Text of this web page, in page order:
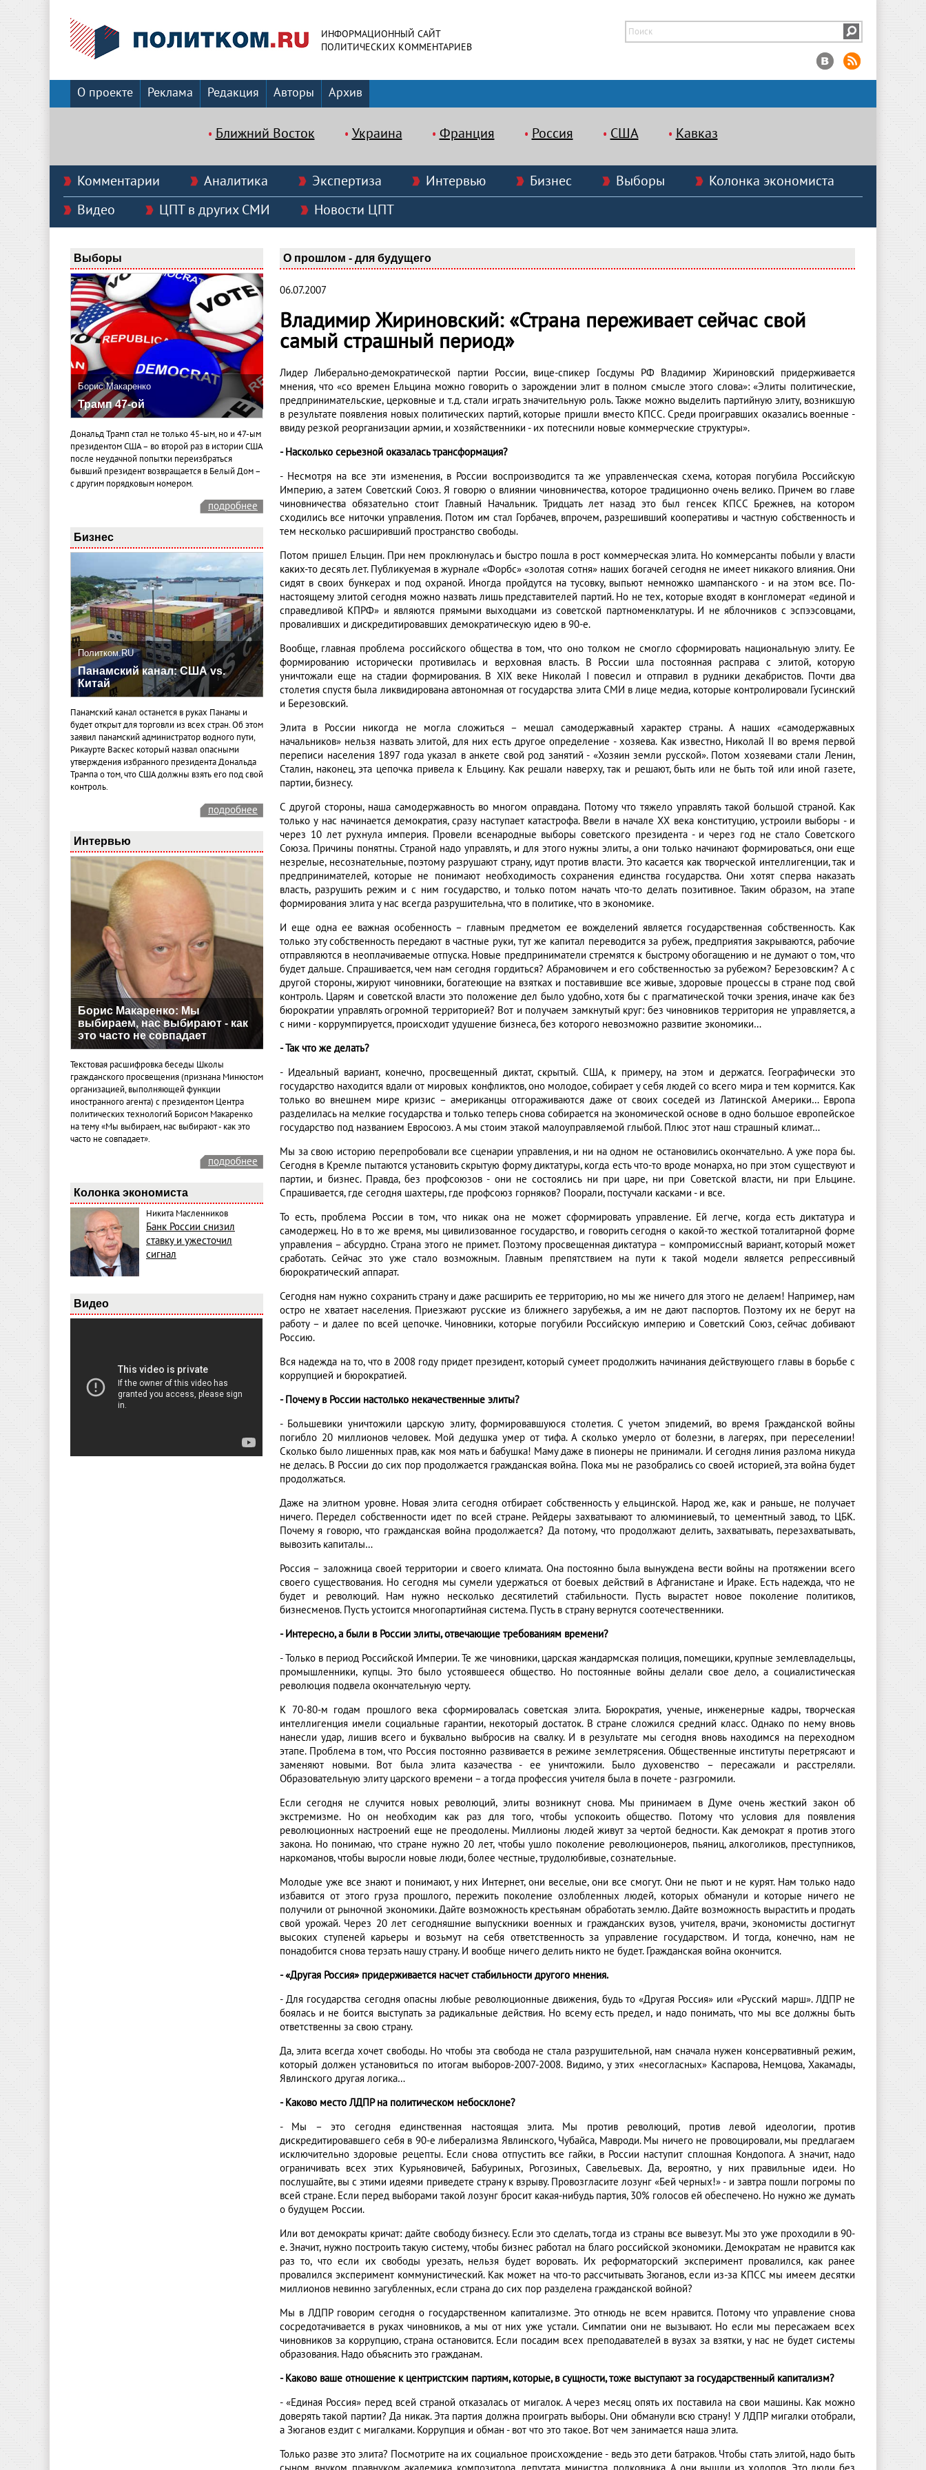
ИНФОРМАЦИОННЫЙ САЙТ
ПОЛИТИЧЕСКИХ КОММЕНТАРИЕВ
О проекте Реклама Редакция Авторы Архив
Ближний Восток Украина Франция Россия США Кавказ
Комментарии Аналитика Экспертиза Интервью Бизнес Выборы
Колонка экономиста
Видео
ЦПТ в других СМИ Новости ЦПТ
Выборы
Борис Макаренко
Трамп 47-ой
Дональд Трамп стал не только 45-ым, но и 47-ым
президентом США – во второй раз в истории США
после неудачной попытки переизбраться
бывший президент возвращается в Белый Дом –
с другим порядковым номером.
подробнее
Бизнес
Политком.RU
Панамский канал: США vs.
Китай
Панамский канал останется в руках Панамы и
будет открыт для торговли из всех стран. Об этом
заявил панамский администратор водного пути,
Рикаурте Васкес который назвал опасными
утверждения избранного президента Дональда
Трампа о том, что США должны взять его под свой
контроль.
подробнее
Интервью
Борис Макаренко: Мы
выбираем, нас выбирают - как
это часто не совпадает
Текстовая расшифровка беседы Школы
гражданского просвещения (признана Минюстом
организацией, выполняющей функции
иностранного агента) с президентом Центра
политических технологий Борисом Макаренко
на тему «Мы выбираем, нас выбирают - как это
часто не совпадает».
подробнее
Колонка экономиста
Никита Масленников
Банк России снизил
ставку и ужесточил
сигнал
Видео
О прошлом - для будущего
06.07.2007
Владимир Жириновский: «Страна переживает сейчас свой
самый страшный период»
Лидер Либерально-демократической партии России, вице-спикер Госдумы РФ Владимир Жириновский придерживается
мнения, что «со времен Ельцина можно говорить о зарождении элит в полном смысле этого слова»: «Элиты политические,
предпринимательские, церковные и т.д. стали играть значительную роль. Также можно выделить партийную элиту, возникшую
в результате появления новых политических партий, которые пришли вместо КПСС. Среди проигравших оказались военные -
ввиду резкой реорганизации армии, и хозяйственники - их потеснили новые коммерческие структуры».
- Насколько серьезной оказалась трансформация?
- Несмотря на все эти изменения, в России воспроизводится та же управленческая схема, которая погубила Российскую
Империю, а затем Советский Союз. Я говорю о влиянии чиновничества, которое традиционно очень велико. Причем во главе
чиновничества обязательно стоит Главный Начальник. Тридцать лет назад это был генсек КПСС Брежнев, на котором
сходились все ниточки управления. Потом им стал Горбачев, впрочем, разрешивший кооперативы и частную собственность и
тем несколько расширивший пространство свободы.
Потом пришел Ельцин. При нем проклюнулась и быстро пошла в рост коммерческая элита. Но коммерсанты побыли у власти
каких-то десять лет. Публикуемая в журнале «Форбс» «золотая сотня» наших богачей сегодня не имеет никакого влияния. Они
сидят в своих бункерах и под охраной. Иногда пройдутся на тусовку, выпьют немножко шампанского - и на этом все. По-
настоящему элитой сегодня можно назвать лишь представителей партий. Но не тех, которые входят в конгломерат «единой и
справедливой КПРФ» и являются прямыми выходцами из советской партноменклатуры. И не яблочников с эспээсовцами,
проваливших и дискредитировавших демократическую идею в 90-е.
Вообще, главная проблема российского общества в том, что оно толком не смогло сформировать национальную элиту. Ее
формированию исторически противилась и верховная власть. В России шла постоянная расправа с элитой, которую
уничтожали еще на стадии формирования. В XIX веке Николай I повесил и отправил в рудники декабристов. Почти два
столетия спустя была ликвидирована автономная от государства элита СМИ в лице медиа, которые контролировали Гусинский
и Березовский.
Элита в России никогда не могла сложиться – мешал самодержавный характер страны. А наших «самодержавных
начальников» нельзя назвать элитой, для них есть другое определение - хозяева. Как известно, Николай II во время первой
переписи населения 1897 года указал в анкете свой род занятий - «Хозяин земли русской». Потом хозяевами стали Ленин,
Сталин, наконец, эта цепочка привела к Ельцину. Как решали наверху, так и решают, быть или не быть той или иной газете,
партии, бизнесу.
С другой стороны, наша самодержавность во многом оправдана. Потому что тяжело управлять такой большой страной. Как
только у нас начинается демократия, сразу наступает катастрофа. Ввели в начале XX века конституцию, устроили выборы - и
через 10 лет рухнула империя. Провели всенародные выборы советского президента - и через год не стало Советского
Союза. Причины понятны. Страной надо управлять, и для этого нужны элиты, а они только начинают формироваться, они еще
незрелые, несознательные, поэтому разрушают страну, идут против власти. Это касается как творческой интеллигенции, так и
предпринимателей, которые не понимают необходимость сохранения единства государства. Они хотят сперва наказать
власть, разрушить режим и с ним государство, и только потом начать что-то делать позитивное. Таким образом, на этапе
формирования элита у нас всегда разрушительна, что в политике, что в экономике.
И еще одна ее важная особенность – главным предметом ее вожделений является государственная собственность. Как
только эту собственность передают в частные руки, тут же капитал переводится за рубеж, предприятия закрываются, рабочие
отправляются в неоплачиваемые отпуска. Новые предприниматели стремятся к быстрому обогащению и не думают о том, что
будет дальше. Спрашивается, чем нам сегодня гордиться? Абрамовичем и его собственностью за рубежом? Березовским? А с
другой стороны, жируют чиновники, богатеющие на взятках и поставившие все живые, здоровые процессы в стране под свой
контроль. Царям и советской власти это положение дел было удобно, хотя бы с прагматической точки зрения, иначе как без
бюрократии управлять огромной территорией? Вот и получаем замкнутый круг: без чиновников территория не управляется, а
с ними - коррумпируется, происходит удушение бизнеса, без которого невозможно развитие экономики…
- Так что же делать?
- Идеальный вариант, конечно, просвещенный диктат, скрытый. США, к примеру, на этом и держатся. Географически это
государство находится вдали от мировых конфликтов, оно молодое, собирает у себя людей со всего мира и тем кормится. Как
только во внешнем мире кризис – американцы отгораживаются даже от своих соседей из Латинской Америки… Европа
разделилась на мелкие государства и только теперь снова собирается на экономической основе в одно большое европейское
государство под названием Евросоюз. А мы стоим этакой малоуправляемой глыбой. Плюс этот наш страшный климат…
Мы за свою историю перепробовали все сценарии управления, и ни на одном не остановились окончательно. А уже пора бы.
Сегодня в Кремле пытаются установить скрытую форму диктатуры, когда есть что-то вроде монарха, но при этом существуют и
партии, и бизнес. Правда, без профсоюзов - они не состоялись ни при царе, ни при Советской власти, ни при Ельцине.
Спрашивается, где сегодня шахтеры, где профсоюз горняков? Поорали, постучали касками - и все.
То есть, проблема России в том, что никак она не может сформировать управление. Ей легче, когда есть диктатура и
самодержец. Но в то же время, мы цивилизованное государство, и говорить сегодня о какой-то жесткой тоталитарной форме
управления – абсурдно. Страна этого не примет. Поэтому просвещенная диктатура – компромиссный вариант, который может
сработать. Сейчас это уже стало возможным. Главным препятствием на пути к такой модели является репрессивный
бюрократический аппарат.
Сегодня нам нужно сохранить страну и даже расширить ее территорию, но мы же ничего для этого не делаем! Например, нам
остро не хватает населения. Приезжают русские из ближнего зарубежья, а им не дают паспортов. Поэтому их не берут на
работу – и далее по всей цепочке. Чиновники, которые погубили Российскую империю и Советский Союз, сейчас добивают
Россию.
Вся надежда на то, что в 2008 году придет президент, который сумеет продолжить начинания действующего главы в борьбе с
коррупцией и бюрократией.
- Почему в России настолько некачественные элиты?
- Большевики уничтожили царскую элиту, формировавшуюся столетия. С учетом эпидемий, во время Гражданской войны
погибло 20 миллионов человек. Мой дедушка умер от тифа. А сколько умерло от болезни, в лагерях, при переселении!
Сколько было лишенных прав, как моя мать и бабушка! Маму даже в пионеры не принимали. И сегодня линия разлома никуда
не делась. В России до сих пор продолжается гражданская война. Пока мы не разобрались со своей историей, эта война будет
продолжаться.
Даже на элитном уровне. Новая элита сегодня отбирает собственность у ельцинской. Народ же, как и раньше, не получает
ничего. Передел собственности идет по всей стране. Рейдеры захватывают то алюминиевый, то цементный завод, то ЦБК.
Почему я говорю, что гражданская война продолжается? Да потому, что продолжают делить, захватывать, перезахватывать,
вывозить капиталы…
Россия – заложница своей территории и своего климата. Она постоянно была вынуждена вести войны на протяжении всего
своего существования. Но сегодня мы сумели удержаться от боевых действий в Афганистане и Ираке. Есть надежда, что не
будет и революций. Нам нужно несколько десятилетий стабильности. Пусть вырастет новое поколение политиков,
бизнесменов. Пусть устоится многопартийная система. Пусть в страну вернутся соотечественники.
- Интересно, а были в России элиты, отвечающие требованиям времени?
- Только в период Российской Империи. Те же чиновники, царская жандармская полиция, помещики, крупные землевладельцы,
промышленники, купцы. Это было устоявшееся общество. Но постоянные войны делали свое дело, а социалистическая
революция подвела окончательную черту.
К 70-80-м годам прошлого века сформировалась советская элита. Бюрократия, ученые, инженерные кадры, творческая
интеллигенция имели социальные гарантии, некоторый достаток. В стране сложился средний класс. Однако по нему вновь
нанесли удар, лишив всего и буквально выбросив на свалку. И в результате мы сегодня вновь находимся на переходном
этапе. Проблема в том, что Россия постоянно развивается в режиме землетрясения. Общественные институты перетрясают и
заменяют новыми. Вот была элита казачества - ее уничтожили. Было духовенство – пересажали и расстреляли.
Образовательную элиту царского времени – а тогда профессия учителя была в почете - разгромили.
Если сегодня не случится новых революций, элиты возникнут снова. Мы принимаем в Думе очень жесткий закон об
экстремизме. Но он необходим как раз для того, чтобы успокоить общество. Потому что условия для появления
революционных настроений еще не преодолены. Миллионы людей живут за чертой бедности. Как демократ я против этого
закона. Но понимаю, что стране нужно 20 лет, чтобы ушло поколение революционеров, пьяниц, алкоголиков, преступников,
наркоманов, чтобы выросли новые люди, более честные, трудолюбивые, сознательные.
Молодые уже все знают и понимают, у них Интернет, они веселые, они все смогут. Они не пьют и не курят. Нам только надо
избавится от этого груза прошлого, пережить поколение озлобленных людей, которых обманули и которые ничего не
получили от рыночной экономики. Дайте возможность крестьянам обработать землю. Дайте возможность вырастить и продать
свой урожай. Через 20 лет сегодняшние выпускники военных и гражданских вузов, учителя, врачи, экономисты достигнут
высоких ступеней карьеры и возьмут на себя ответственность за управление государством. И тогда, конечно, нам не
понадобится снова терзать нашу страну. И вообще ничего делить никто не будет. Гражданская война окончится.
- «Другая Россия» придерживается насчет стабильности другого мнения.
- Для государства сегодня опасны любые революционные движения, будь то «Другая Россия» или «Русский марш». ЛДПР не
боялась и не боится выступать за радикальные действия. Но всему есть предел, и надо понимать, что мы все должны быть
ответственны за свою страну.
Да, элита всегда хочет свободы. Но чтобы эта свобода не стала разрушительной, нам сначала нужен консервативный режим,
который должен установиться по итогам выборов-2007-2008. Видимо, у этих «несогласных» Каспарова, Немцова, Хакамады,
Явлинского другая логика…
- Каково место ЛДПР на политическом небосклоне?
- Мы – это сегодня единственная настоящая элита. Мы против революций, против левой идеологии, против
дискредитировавшего себя в 90-е либерализма Явлинского, Чубайса, Мавроди. Мы ничего не провоцировали, мы предлагаем
исключительно здоровые рецепты. Если снова отпустить все гайки, в России наступит сплошная Кондопога. А значит, надо
ограничивать всех этих Курьяновичей, Бабуриных, Рогозиных, Савельевых. Да, вероятно, у них правильные идеи. Но
послушайте, вы с этими идеями приведете страну к взрыву. Провозгласите лозунг «Бей черных!» - и завтра пошли погромы по
всей стране. Если перед выборами такой лозунг бросит какая-нибудь партия, 30% голосов ей обеспечено. Но нужно же думать
о будущем России.
Или вот демократы кричат: дайте свободу бизнесу. Если это сделать, тогда из страны все вывезут. Мы это уже проходили в 90-
е. Значит, нужно построить такую систему, чтобы бизнес работал на благо российской экономики. Демократам не нравится как
раз то, что если их свободы урезать, нельзя будет воровать. Их реформаторский эксперимент провалился, как ранее
провалился эксперимент коммунистический. Как может на что-то рассчитывать Зюганов, если из-за КПСС мы имеем десятки
миллионов невинно загубленных, если страна до сих пор разделена гражданской войной?
Мы в ЛДПР говорим сегодня о государственном капитализме. Это отнюдь не всем нравится. Потому что управление снова
сосредотачивается в руках чиновников, а мы от них уже устали. Симпатии они не вызывают. Но если мы пересажаем всех
чиновников за коррупцию, страна остановится. Если посадим всех преподавателей в вузах за взятки, у нас не будет системы
образования. Надо объяснить это гражданам.
- Каково ваше отношение к центристским партиям, которые, в сущности, тоже выступают за государственный капитализм?
- «Единая Россия» перед всей страной отказалась от мигалок. А через месяц опять их поставила на свои машины. Как можно
доверять такой партии? Да никак. Эта партия должна проиграть выборы. Они обманули всю страну! У ЛДПР мигалки отобрали,
а Зюганов ездит с мигалками. Коррупция и обман - вот что это такое. Вот чем занимается наша элита.
Только разве это элита? Посмотрите на их социальное происхождение - ведь это дети батраков. Чтобы стать элитой, надо быть